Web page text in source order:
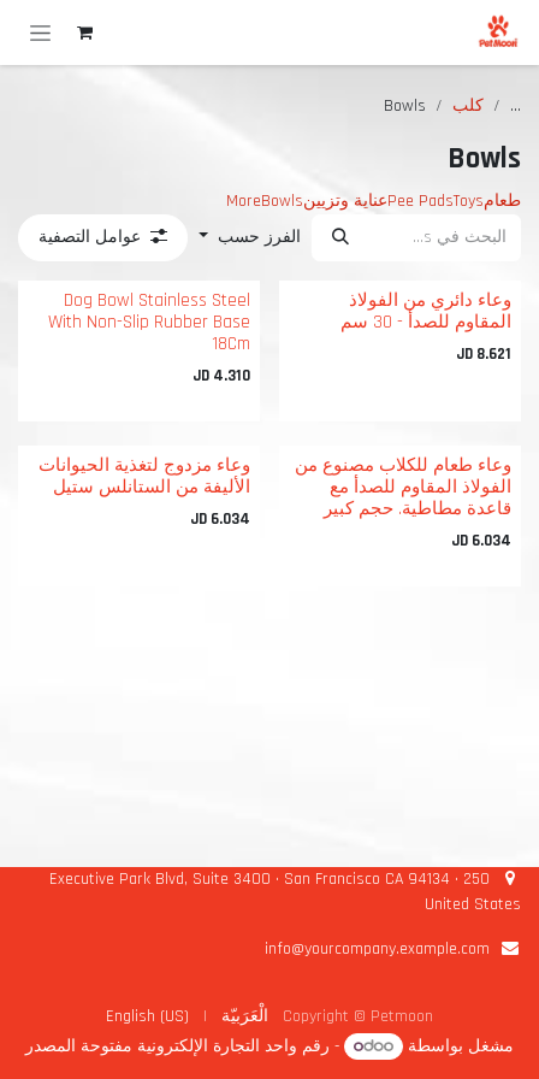
تخطي للذهاب إلى المحتوى
... كلب Bowls
Bowls
طعامToys
Pee Padsعناية وتزيينBowls
More
الفرز حسب
عوامل التصفية
وعاء دائري من الفولاذ
المقاوم للصدأ - 30 سم
8.621
Dog Bowl Stainless Steel
With Non-Slip Rubber Base
18Cm
4.310
وعاء طعام للكلاب مصنوع من
الفولاذ المقاوم للصدأ مع
قاعدة مطاطية. حجم كبير
6.034
وعاء مزدوج لتغذية الحيوانات
الأليفة من الستانلس ستيل
6.034
250 Executive Park Blvd, Suite 3400 • San Francisco CA 94134 •
United States
info@yourcompany.example.com
Copyright © Petmoon الْعَرَبيّة |
English (US)
مشغل بواسطة
- رقم واحد التجارة الإلكترونية مفتوحة المصدر